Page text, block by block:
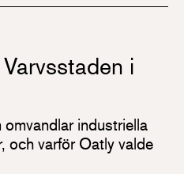
i
industriella
och varför Oatly valde